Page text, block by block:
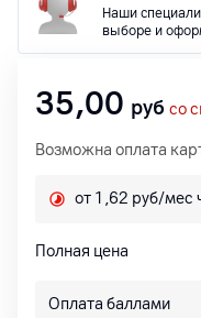
Наши
выборе и
35,00 руб со
Возможна оплата
от 1,62 руб/мес
Полная цена
Оплата баллами